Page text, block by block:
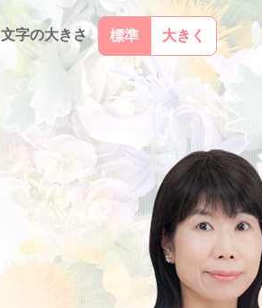
文字の大きさ 標準 大きく